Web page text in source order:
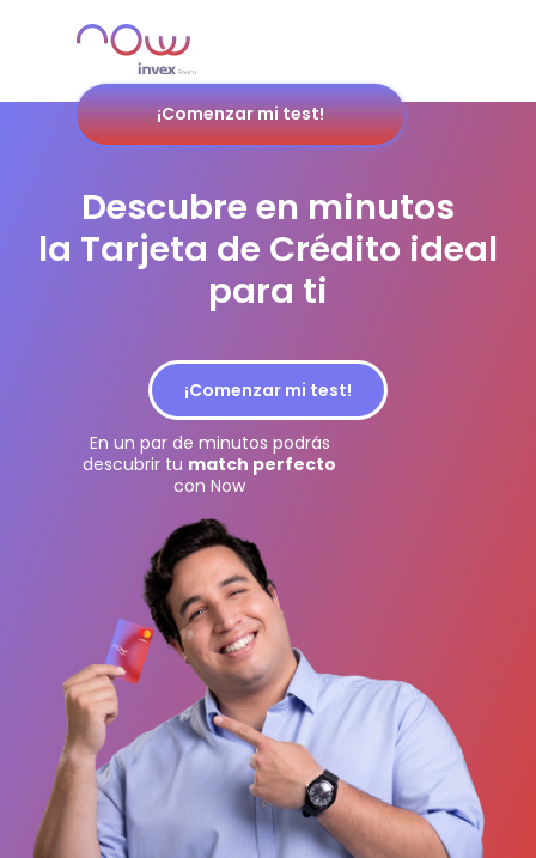
¡Comenzar mi test!
Descubre en minutos
la Tarjeta de Crédito ideal
para ti
¡Comenzar mi test!
En un par de minutos podrás
descubrir tu match perfecto
con Now